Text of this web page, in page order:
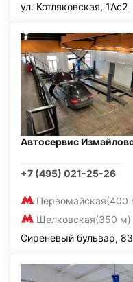
ул. Котляковская, 1Ас2
Автосервис
+7 (495) 021-25-26
Первомайская(400
Щелковская(350 м)
Сиреневый бульвар,